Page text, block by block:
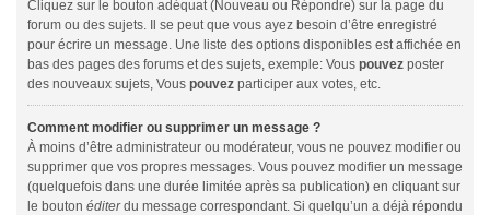
Cliquez sur le bouton adéquat (Nouveau ou Répondre) sur la page du
forum ou des sujets. Il se peut que vous ayez besoin d’être enregistré
pour écrire un message. Une liste des options disponibles est affichée en
bas des pages des forums et des sujets, exemple: Vous pouvez poster
des nouveaux sujets, Vous pouvez participer aux votes, etc.
Comment modifier ou supprimer un message ?
À moins d’être administrateur ou modérateur, vous ne pouvez modifier ou
supprimer que vos propres messages. Vous pouvez modifier un message
(quelquefois dans une durée limitée après sa publication) en cliquant sur
le bouton éditerdu message correspondant. Si quelqu’un a déjà répondu